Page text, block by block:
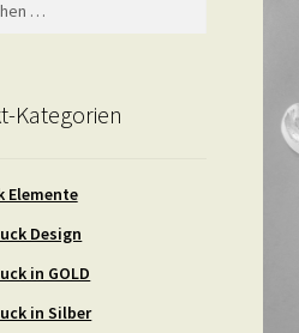
Kategorien
Elemente
Design
in GOLD
in Silber